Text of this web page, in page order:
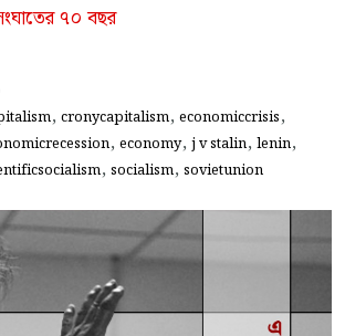
৭০ বছর
, cronycapitalism, economiccrisis,
, economy, j v stalin, lenin,
, socialism, sovietunion